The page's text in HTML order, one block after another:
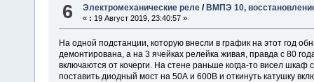
6 Электромеханические реле /ВМПЭ 10,
« : 19 Август 2019, 23:40:57 »
На одной подстанции, которую внесли в график на этот год
демонтирована, а на 3 ячейках релейка живая, правда с 80
включаются от кочерги. На стене раньше когда-то висел
поставить диодный мост на 50А и 600В и откинуть катушку